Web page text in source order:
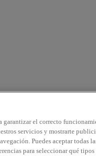
garantizar el correcto
servicios y mostrarte
Puedes aceptar todas
para seleccionar qué tipos